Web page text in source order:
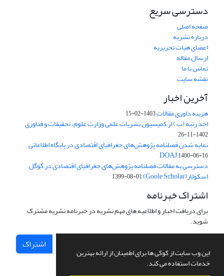
این وب سایت از کوکی ها برای اطمینان از ارائه بهترین
خدمات استفاده می کند.
دسترسی سریع
صفحه اصلی
درباره نشریه
اعضای هیات تحریریه
ارسال مقاله
تماس با ما
نقشه سایت
آخرین اخبار
هزینه داوری مقالات1403-02-15
اخذ رتبه (ب ) از کمیسیون نشریات علمی وزارت علوم، تحقیقات و فناوری
1402-11-26
نمایه شدن فصلنامه پژوهش‌های جغرافیای اقتصادی در پایگاه اطلاعاتی
DOAJ1400-06-16
دسترسی به مقالات فصلنامه پژوهش‌های جغرافیای اقتصادی در گوگل
اسکولار(Goole Scholar) 1399-08-01
اشتراک خبرنامه
برای دریافت اخبار و اطلاعیه های مهم نشریه در خبرنامه نشریه مشترک
شوید.
اشتراک